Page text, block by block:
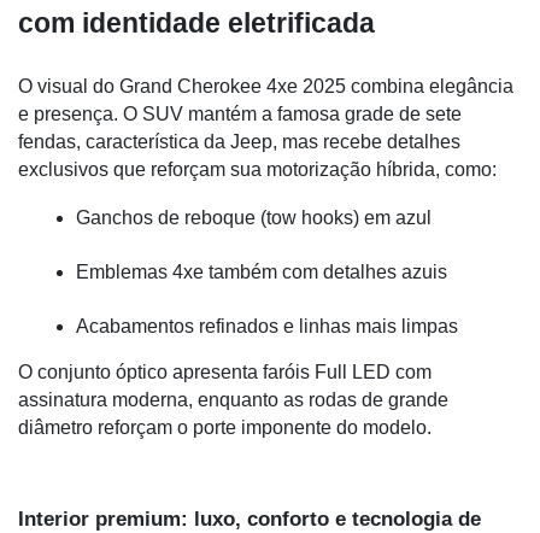
com identidade eletrificada
O visual do Grand Cherokee 4xe 2025 combina elegância
e presença. O SUV mantém a famosa grade de sete
fendas, característica da Jeep, mas recebe detalhes
exclusivos que reforçam sua motorização híbrida, como:
Ganchos de reboque (tow hooks) em azul
Emblemas 4xe também com detalhes azuis
Acabamentos refinados e linhas mais limpas
O conjunto óptico apresenta faróis Full LED com
assinatura moderna, enquanto as rodas de grande
diâmetro reforçam o porte imponente do modelo.
Interior premium: luxo, conforto e tecnologia de